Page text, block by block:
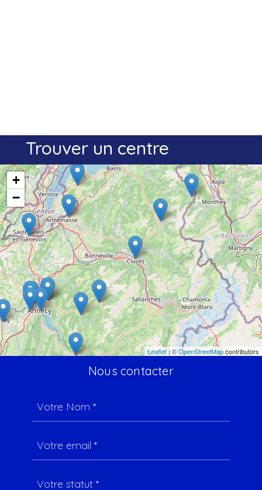
Trouver un centre
+
−
Leaflet | ©OpenStreetMapcontributors
Nous contacter